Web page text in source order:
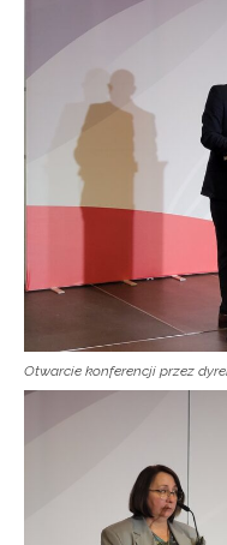
Otwarcie konferencji przez